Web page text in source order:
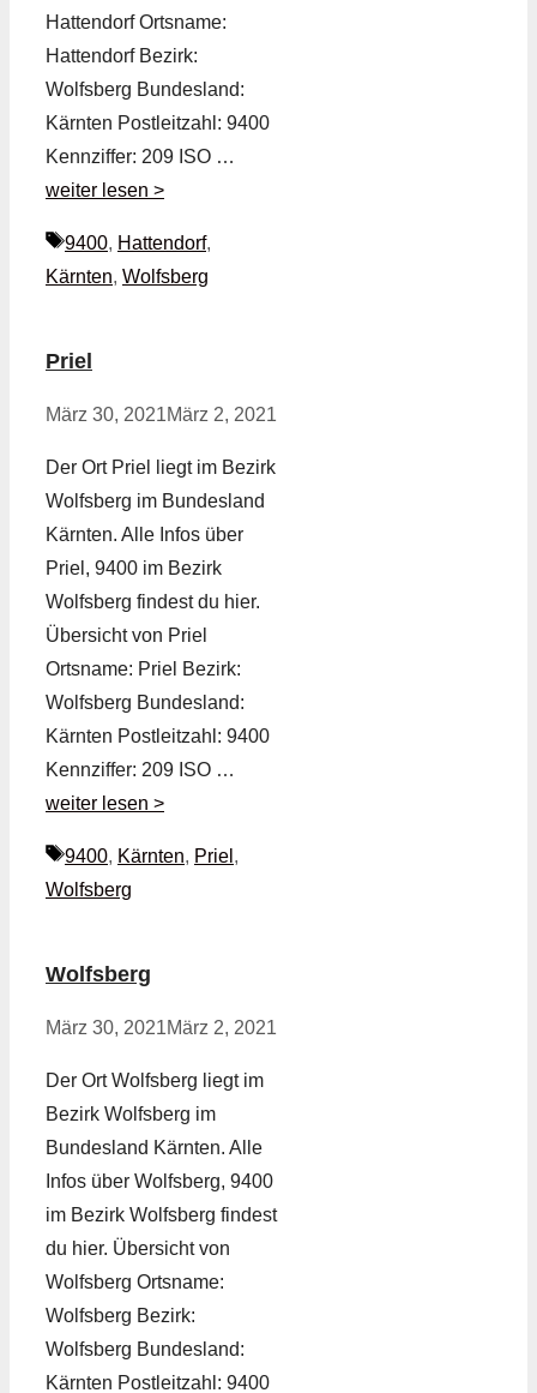
Hattendorf Ortsname:
Hattendorf Bezirk:
Wolfsberg Bundesland:
Kärnten Postleitzahl: 9400
Kennziffer: 209 ISO …
weiter lesen >
Schlagwörter
9400, Hattendorf,
Kärnten, Wolfsberg
Priel
März 30, 2021März 2, 2021
Der Ort Priel liegt im Bezirk
Wolfsberg im Bundesland
Kärnten. Alle Infos über
Priel, 9400 im Bezirk
Wolfsberg findest du hier.
Übersicht von Priel
Ortsname: Priel Bezirk:
Wolfsberg Bundesland:
Kärnten Postleitzahl: 9400
Kennziffer: 209 ISO …
weiter lesen >
Schlagwörter
9400, Kärnten, Priel ,
Wolfsberg
Wolfsberg
März 30, 2021März 2, 2021
Der Ort Wolfsberg liegt im
Bezirk Wolfsberg im
Bundesland Kärnten. Alle
Infos über Wolfsberg, 9400
im Bezirk Wolfsberg findest
du hier. Übersicht von
Wolfsberg Ortsname:
Wolfsberg Bezirk:
Wolfsberg Bundesland:
Kärnten Postleitzahl: 9400